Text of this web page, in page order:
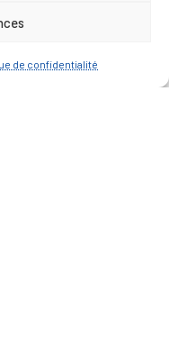
de confidentialité